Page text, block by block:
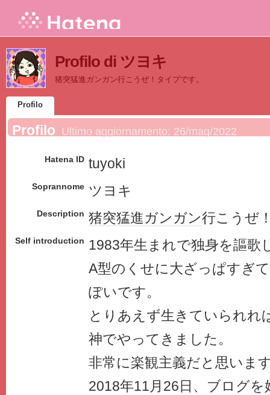
Profilo di ツヨキ
猪突猛進ガンガン行こうぜ！タイプです。
Profilo
Profilo Ultimo aggiornamento: 26/mag/2022
Hatena ID tuyoki
Soprannome ツヨキ
Description 猪突猛進ガンガン行こうぜ
Self introduction 1983年生まれで独身を謳歌
A型のくせに大ざっぱすぎ
ぽいです。
とりあえず生きていられれ
神でやってきました。
非常に楽観主義だと思いま
2018年11月26日、ブログ